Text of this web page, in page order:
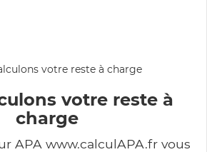
votre reste à
charge
APA www.calculAPA.fr vous